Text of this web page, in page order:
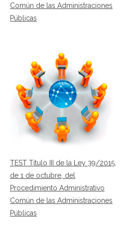
Común de las Administraciones
Públicas
TEST Título III de la Ley 39/2015,
de 1 de octubre, del
Procedimiento Administrativo
Común de las Administraciones
Públicas